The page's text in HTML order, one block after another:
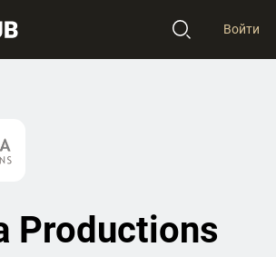
Войти
Productions